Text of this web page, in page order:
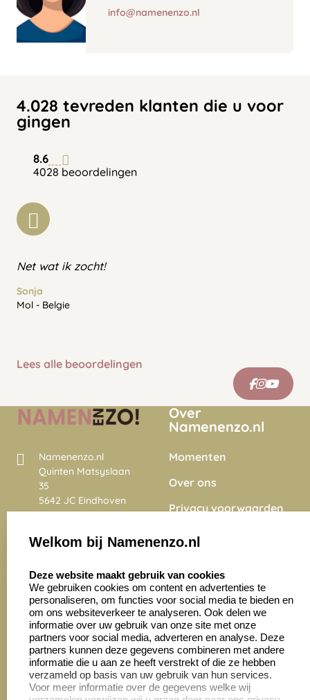
info@namenenzo.nl
4.028 tevreden klanten die u voor
gingen
8.6
4028 beoordelingen
Net wat ik zocht!
Sonja
Mol - Belgie
Lees alle beoordelingen
Namenenzo.nl
Quinten Matsyslaan
35
5642 JC Eindhoven
Nederland
4028 beoordelingen
Over
Namenenzo.nl
Momenten
Over ons
Privacy voorwaarden
Onze vacatures
Zakelijk:
Aanvraag op maat
Cadeaubonnen
Klantenservice:
Contact opnemen
Veelgestelde vragen
Retourneren
Welkom bij Namenenzo.nl
Deze website maakt gebruik van cookies
We gebruiken cookies om content en advertenties te
personaliseren, om functies voor social media te bieden en
om ons websiteverkeer te analyseren. Ook delen we
informatie over uw gebruik van onze site met onze
partners voor social media, adverteren en analyse. Deze
partners kunnen deze gegevens combineren met andere
informatie die u aan ze heeft verstrekt of die ze hebben
verzameld op basis van uw gebruik van hun services.
Voor meer informatie over de gegevens welke wij